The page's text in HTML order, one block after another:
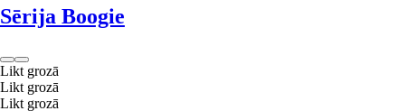
Sērija Boogie
Likt grozā
Likt grozā
Likt grozā